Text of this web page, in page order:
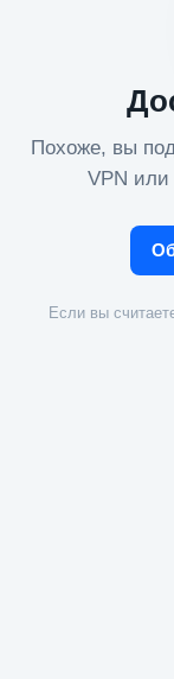
Похоже, вы
VPN или
Если вы